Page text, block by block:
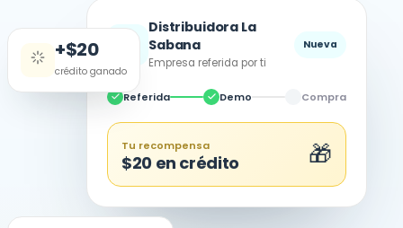
Distribuidora La
Sabana
Empresa referida por ti
Nueva
Referida Demo Compra
Tu recompensa
$20 en crédito 🎁
+$20
crédito ganado